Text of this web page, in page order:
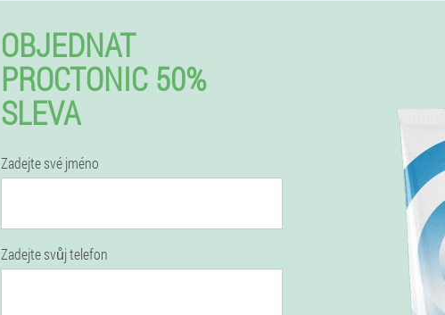
OBJEDNAT
PROCTONIC 50%
SLEVA
Zadejte své jméno
Zadejte svůj telefon